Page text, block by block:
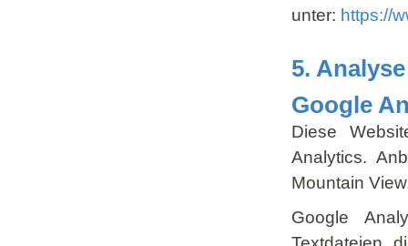
unter: https://
5.
Google
Diese
Analytics.
Mountain
Google